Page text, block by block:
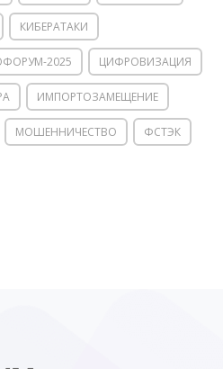
КИБЕРАТАКИ
2025 ЦИФРОВИЗАЦИЯ
ИМПОРТОЗАМЕЩЕНИЕ
МОШЕННИЧЕСТВО ФСТЭК